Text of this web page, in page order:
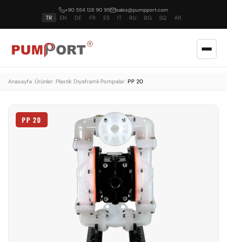
+90 554 128 90 95 sales@pumpport.com
TR EN DE FR ES IT RU BG SQ AR
Anasayfa Ürünler Plastik Diyaframlı Pompalar PP 20
PP 20